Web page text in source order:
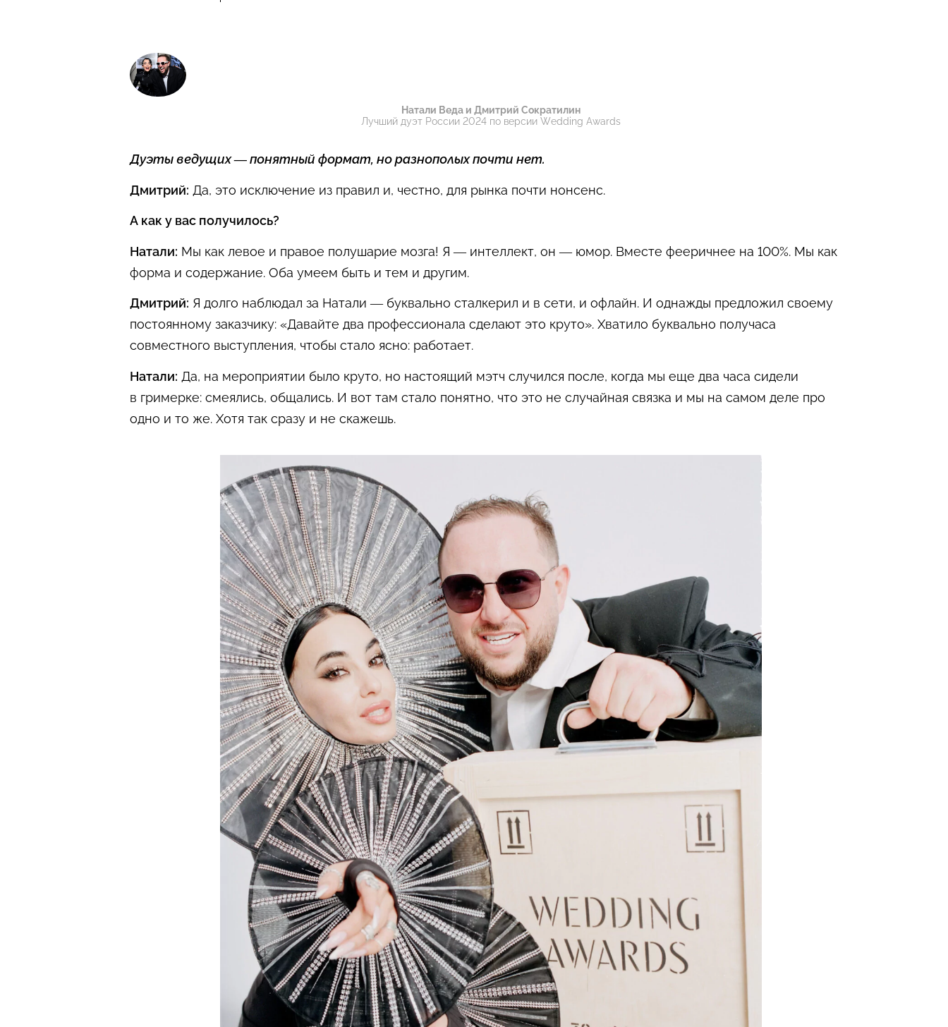
Натали Веда и Дмитрий Сократилин
Лучший дуэт России 2024 по версии Wedding Awards
Дуэты ведущих — понятный формат, но разнополых почти нет.
Дмитрий: Да, это исключение из правил и, честно, для рынка почти нонсенс.
А как у вас получилось?
Натали: Мы как левое и правое полушарие мозга! Я — интеллект, он — юмор. Вместе фееричнее на 100%. Мы как
форма и содержание. Оба умеем быть и тем и другим.
Дмитрий: Я долго наблюдал за Натали — буквально сталкерил и в сети, и офлайн. И однажды предложил своему
постоянному заказчику: «Давайте два профессионала сделают это круто». Хватило буквально получаса
совместного выступления, чтобы стало ясно: работает.
Натали: Да, на мероприятии было круто, но настоящий мэтч случился после, когда мы еще два часа сидели
в гримерке: смеялись, общались. И вот там стало понятно, что это не случайная связка и мы на самом деле про
одно и то же. Хотя так сразу и не скажешь.